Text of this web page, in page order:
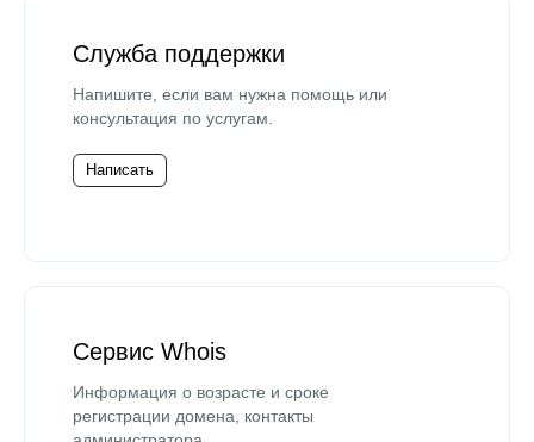
Служба поддержки
Напишите, если вам нужна помощь или
консультация по услугам.
Написать
Сервис Whois
Информация о возрасте и сроке
регистрации домена, контакты